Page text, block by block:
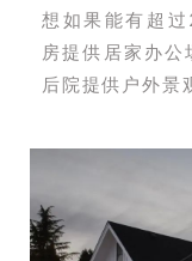
想如果能有超
房提供居家办
后院提供户外景